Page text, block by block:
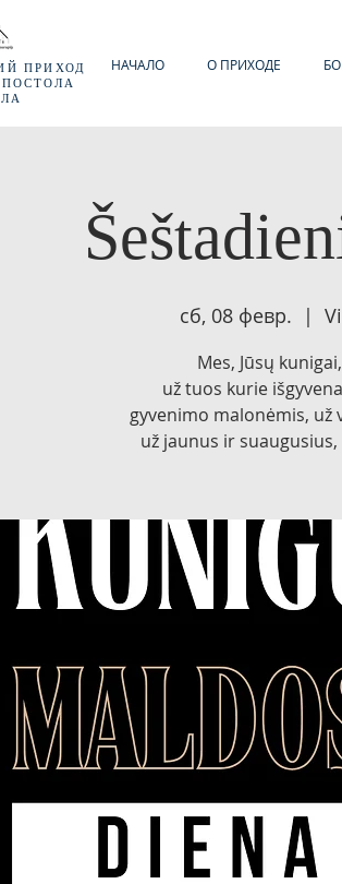
ПРИХОД
НАЧАЛО О ПРИХОДЕ
сб, 08 февр.
  |
Mes, Jūsų
už tuos kurie
gyvenimo malonėmis, už
už jaunus ir